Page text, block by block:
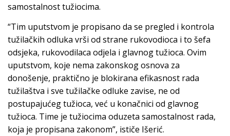
samostalnost tužiocima.
“Tim uputstvom je propisano da se pregled i kontrola
tužilačkih odluka vrši od strane rukovodioca i to šefa
odsjeka, rukovodilaca odjela i glavnog tužioca. Ovim
uputstvom, koje nema zakonskog osnova za
donošenje, praktično je blokirana efikasnost rada
tužilaštva i sve tužilačke odluke zavise, ne od
postupajućeg tužioca, već u konačnici od glavnog
tužioca. Time je tužiocima oduzeta samostalnost rada,
koja je propisana zakonom”, ističe Išerić.